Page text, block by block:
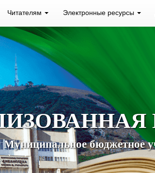
Читателям Электронные ресурсы
Муниципальное бюджетное